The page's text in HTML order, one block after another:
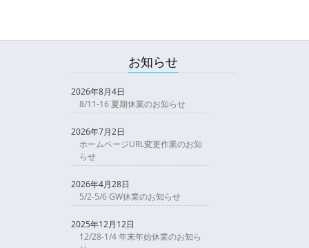
お知らせ
2026年8月4日
8/11-16 夏期休業のお知らせ
2026年7月2日
ホームページURL変更作業のお知
らせ
2026年4月28日
5/2-5/6 GW休業のお知らせ
2025年12月12日
12/28-1/4 年末年始休業のお知ら